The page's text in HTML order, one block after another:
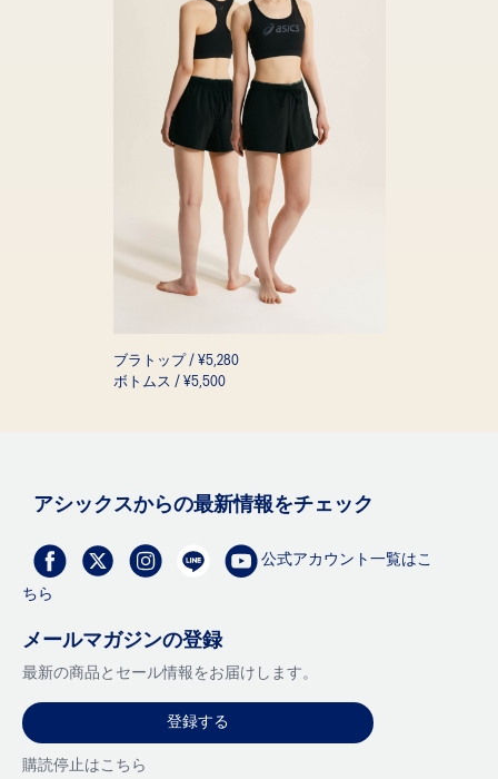
ブラトップ / ¥5,280
ボトムス / ¥5,500
アシックスからの最新情報をチェック
公式アカウント一覧はこ
ちら
メールマガジンの登録
最新の商品とセール情報をお届けします。
登録する
購読停止はこちら